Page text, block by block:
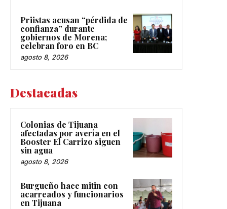
Priistas acusan “pérdida de
confianza” durante
gobiernos de Morena;
celebran foro en BC
agosto 8, 2026
Destacadas
Colonias de Tijuana
afectadas por avería en el
Booster El Carrizo siguen
sin agua
agosto 8, 2026
Burgueño hace mitin con
acarreados y funcionarios
en Tijuana